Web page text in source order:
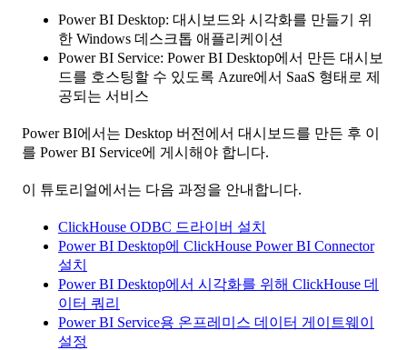
Power BI Desktop: 대시보드와 시각화를 만들기 위
한 Windows 데스크톱 애플리케이션
Power BI Service: Power BI Desktop에서 만든 대시보
드를 호스팅할 수 있도록 Azure에서 SaaS 형태로 제
공되는 서비스
Power BI에서는 Desktop 버전에서 대시보드를 만든 후 이
를 Power BI Service에 게시해야 합니다.
이 튜토리얼에서는 다음 과정을 안내합니다.
ClickHouse ODBC 드라이버 설치
Power BI Desktop에 ClickHouse Power BI Connector
설치
Power BI Desktop에서 시각화를 위해 ClickHouse 데
이터 쿼리
Power BI Service용 온프레미스 데이터 게이트웨이
설정